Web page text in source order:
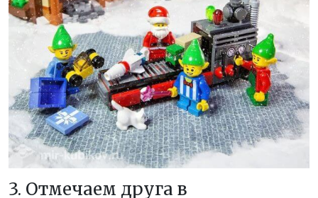
3. Отмечаем друга в